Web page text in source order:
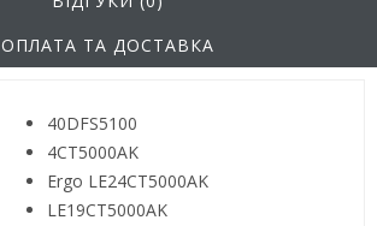
ОПЛАТА ТА ДОСТАВКА
40DFS5100
4CT5000AK
Ergo LE24CT5000AK
LE19CT5000AK